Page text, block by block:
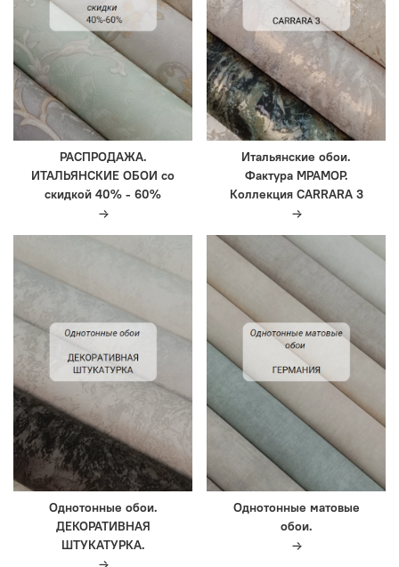
РАСПРОДАЖА.
ИТАЛЬЯНСКИЕ ОБОИ со
скидкой 40% - 60%
Итальянские обои.
Фактура МРАМОР.
Коллекция CARRARA 3
Однотонные обои.
ДЕКОРАТИВНАЯ
ШТУКАТУРКА.
Однотонные матовые
обои.